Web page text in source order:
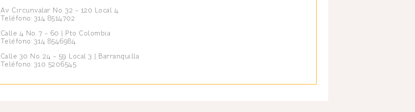
Av Circunvalar No. 32 - 120 Local 4
Teléfono: 314 8514702
Calle 4 No. 7 - 60 | Pto Colombia
Teléfono: 314 8546984
Calle 30 No. 24 - 59 Local 3 | Barranquilla
Teléfono: 310 5206545